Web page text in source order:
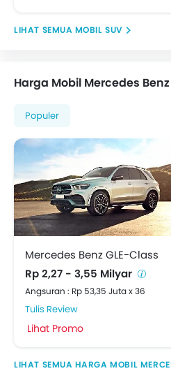
MOBIL SUV
Harga Mobil Mercedes
Populer
Mercedes Benz GLE-Class
Rp 2,27 - 3,55 Milyar
Angsuran : Rp 53,35 Juta x 36
Tulis Review
Lihat Promo
HARGA MOBIL